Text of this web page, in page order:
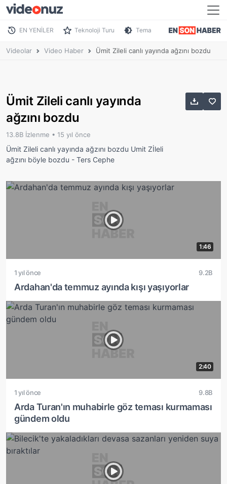
EN YENİLER Teknoloji Turu Tema
Videolar Video Haber Ümit Zileli canlı yayında ağzını bozdu
Ümit Zileli canlı yayında
ağzını bozdu
13.8B İzlenme • 15 yıl önce
Ümit Zileli canlı yayında ağzını bozdu Umit Zİleli
ağzını böyle bozdu - Ters Cephe
1:46
1 yıl önce 9.2B
Ardahan'da temmuz ayında kışı yaşıyorlar
2:40
1 yıl önce 9.8B
Arda Turan'ın muhabirle göz teması kurmaması
gündem oldu